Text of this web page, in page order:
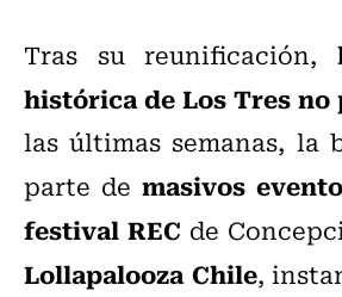
Tras su reunificación,
histórica de Los Tres no
las últimas semanas, la
parte de masivos
festival REC de
Lollapalooza Chile,